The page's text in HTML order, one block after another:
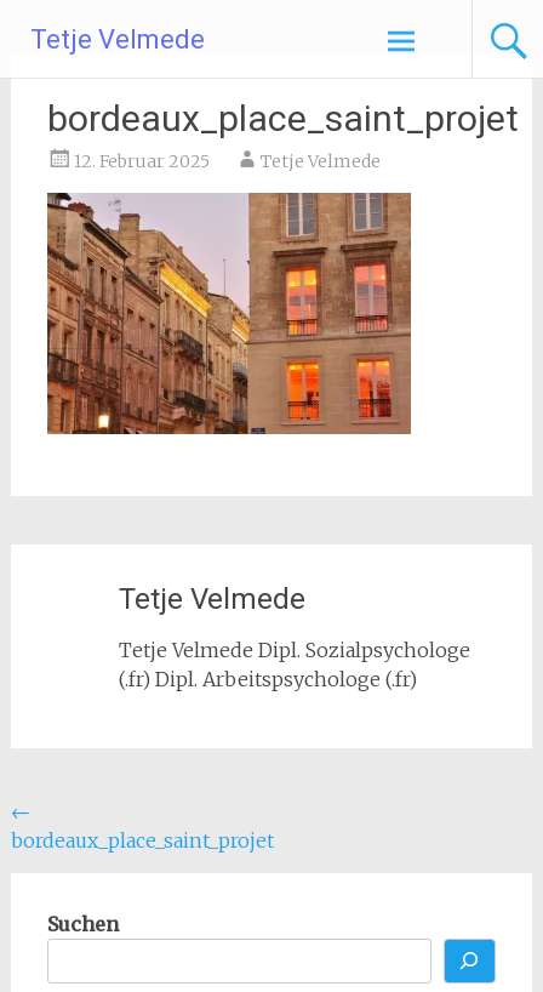
Inhalt
springen
Tetje Velmede
bordeaux_place_saint_projet
12. Februar 2025 Tetje Velmede
Tetje Velmede
Tetje Velmede Dipl. Sozialpsychologe
(.fr) Dipl. Arbeitspsychologe (.fr)
Beitragsnavigation
←
bordeaux_place_saint_projet
Suchen